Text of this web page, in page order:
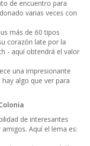
de encuentro para
varias veces con
más de 60 tipos
corazón late por la
- aquí obtendrá el valor
una impresionante
algo que ver para
de interesantes
Aquí el lema es: